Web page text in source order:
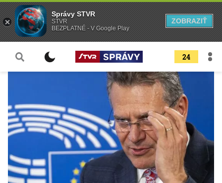
24
Správy STVR
STVR
BEZPLATNÉ - V Google Play
ZOBRAZIŤ